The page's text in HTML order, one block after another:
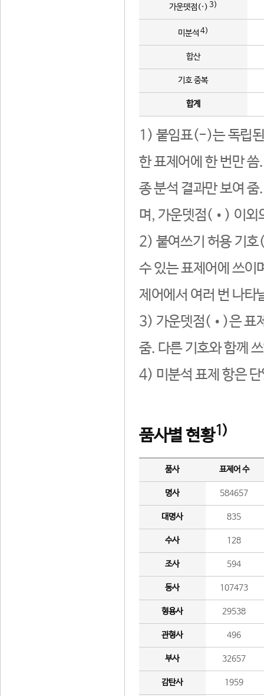
가운뎃점(·) 3)
미분석 4)
합산
기호 중복
합계
1) 붙임표(-)는 독립된
한 표제어에 한 번만
종 분석 결과만 보여
며, 가운뎃점(•) 이외
2) 붙여쓰기 허용 기호
수 있는 표제어에 쓰이
제어에서 여러 번 나타
3) 가운뎃점(•)은 표
줌. 다른 기호와 함께
4) 미분석 표제 항은
품사별 현황1)
품사 표제어 수
명사 584657
대명사 835
수사 128
조사 594
동사 107473
형용사 29538
관형사 496
부사 32657
감탄사 1959